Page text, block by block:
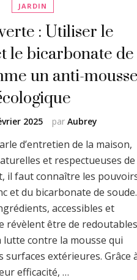
JARDIN
: Utiliser le
le bicarbonate de
un anti-mousse
par Aubrey
2025
d’entretien de la maison,
et respectueuses de
il faut connaître les
et du bicarbonate de soude.
accessibles et
révèlent être de redoutables
lutte contre la mousse qui
surfaces extérieures. Grâce
efficacité, …